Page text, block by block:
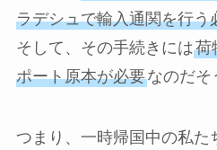
ラデシュで輸入通関を行う
そして、その手続きには荷
ポート原本が必要なのだそ
つまり、一時帰国中の私た